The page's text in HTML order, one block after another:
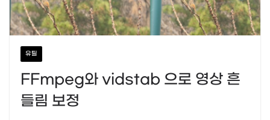
유틸
FFmpeg와 vidstab 으로 영상 흔
들림 보정